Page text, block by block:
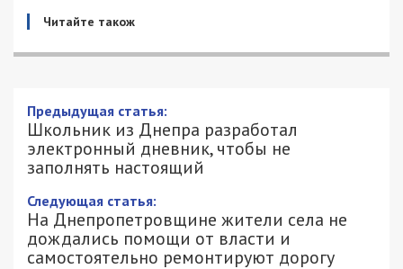
Читайте також
Школьник из Днепра разработал
электронный дневник, чтобы не
заполнять настоящий
29/11/2019 - 14:20
АЛЕКСАНДР КЛИМОВ - СПЕЦИАЛЬНО
ДЛЯ 49000.COM.UA
2525